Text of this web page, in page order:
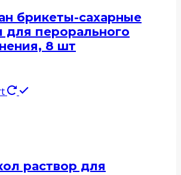
брикеты-сахарные
для перорального
8 шт
раствор для